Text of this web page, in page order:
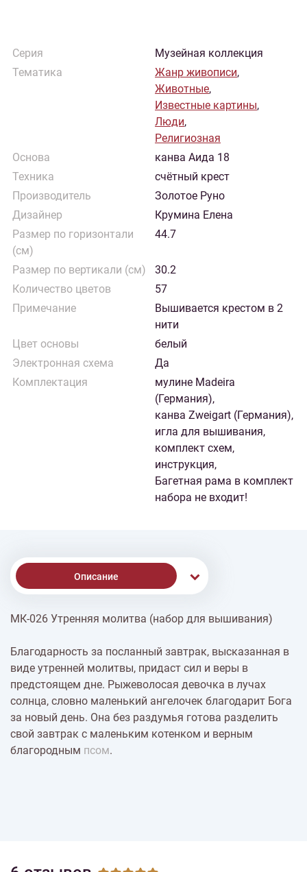
Серия
Музейная коллекция
Тематика
Жанр живописи,
Животные,
Известные картины,
Люди,
Религиозная
Основа
канва Аида 18
Техника
счётный крест
Производитель
Золотое Руно
Дизайнер
Крумина Елена
Размер по горизонтали
(см)
44.7
Размер по вертикали (см)
30.2
Количество цветов
57
Примечание
Вышивается крестом в 2
нити
Цвет основы
белый
Электронная схема
Да
Комплектация
мулине Madeira
(Германия),
канва Zweigart (Германия),
игла для вышивания,
комплект схем,
инструкция,
Багетная рама в комплект
набора не входит!
Описание
% Скидки
Доставка
Оплата
МК-026 Утренняя молитва (набор для вышивания)
Благодарность за посланный завтрак, высказанная в
виде утренней молитвы, придаст сил и веры в
предстоящем дне. Рыжеволосая девочка в лучах
солнца, словно маленький ангелочек благодарит Бога
за новый день. Она без раздумья готова разделить
свой завтрак с маленьким котенком и верным
благородным псом.